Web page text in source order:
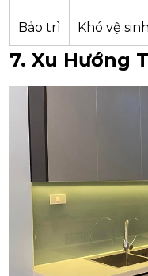
Bảo trì Khó vệ sinh
7. Xu Hướng